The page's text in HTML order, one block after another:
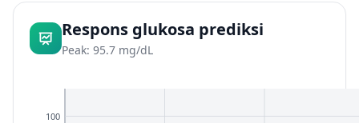
Respons glukosa prediksi
Peak: 95.7 mg/dL
100